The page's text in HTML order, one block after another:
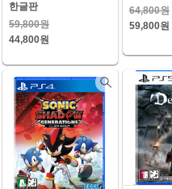
한글판
59,800원
44,800원
64,800원
59,800원